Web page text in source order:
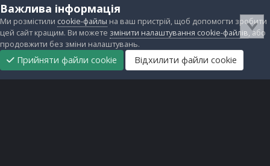
Важлива інформація
Ми розмістили cookie-файлы на ваш пристрій, щоб допомогти зробити
цей сайт кращим. Ви можете змінити налаштування cookie-файлів, або
продовжити без зміни налаштувань.
Прийняти файли cookie Відхилити файли cookie
Головна
Підтримати
нас
Прибрати
рекламу
Завантаження Непрочитані Реєстрація